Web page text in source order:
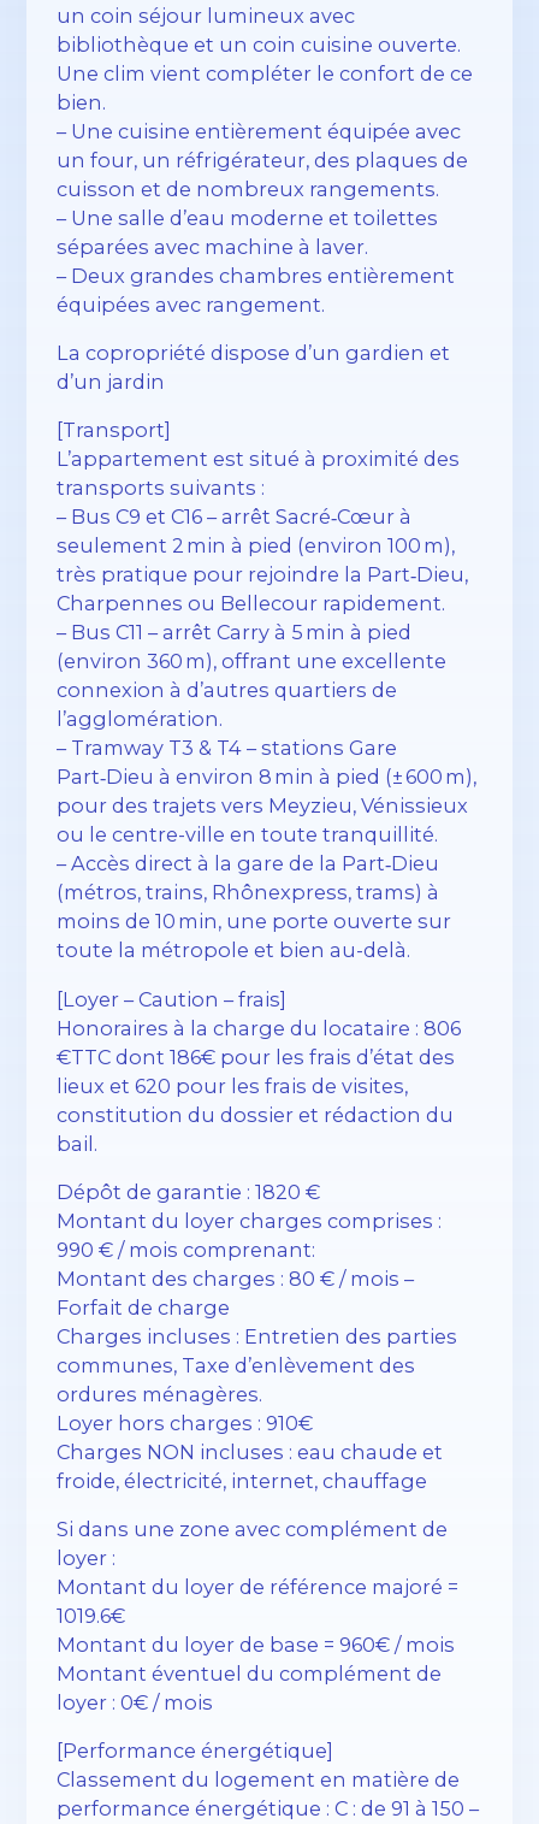
un coin séjour lumineux avec
bibliothèque et un coin cuisine ouverte.
Une clim vient compléter le confort de ce
bien.
– Une cuisine entièrement équipée avec
un four, un réfrigérateur, des plaques de
cuisson et de nombreux rangements.
– Une salle d’eau moderne et toilettes
séparées avec machine à laver.
– Deux grandes chambres entièrement
équipées avec rangement.
La copropriété dispose d’un gardien et
d’un jardin
[Transport]
L’appartement est situé à proximité des
transports suivants :
– Bus C9 et C16 – arrêt Sacré‑Cœur à
seulement 2 min à pied (environ 100 m),
très pratique pour rejoindre la Part‑Dieu,
Charpennes ou Bellecour rapidement.
– Bus C11 – arrêt Carry à 5 min à pied
(environ 360 m), offrant une excellente
connexion à d’autres quartiers de
l’agglomération.
– Tramway T3 & T4 – stations Gare
Part‑Dieu à environ 8 min à pied (± 600 m),
pour des trajets vers Meyzieu, Vénissieux
ou le centre-ville en toute tranquillité.
– Accès direct à la gare de la Part‑Dieu
(métros, trains, Rhônexpress, trams) à
moins de 10 min, une porte ouverte sur
toute la métropole et bien au-delà.
[Loyer – Caution – frais]
Honoraires à la charge du locataire : 806
€TTC dont 186€ pour les frais d’état des
lieux et 620 pour les frais de visites,
constitution du dossier et rédaction du
bail.
Dépôt de garantie : 1820 €
Montant du loyer charges comprises :
990 € / mois comprenant:
Montant des charges : 80 € / mois –
Forfait de charge
Charges incluses : Entretien des parties
communes, Taxe d’enlèvement des
ordures ménagères.
Loyer hors charges : 910€
Charges NON incluses : eau chaude et
froide, électricité, internet, chauffage
Si dans une zone avec complément de
loyer :
Montant du loyer de référence majoré =
1019.6€
Montant du loyer de base = 960€ / mois
Montant éventuel du complément de
loyer : 0€ / mois
[Performance énergétique]
Classement du logement en matière de
performance énergétique : C : de 91 à 150 –